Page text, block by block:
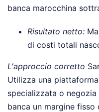
banca marocchina
Risultato netto:
di costi totali
L'approccio corretto
Utilizza una
specializzata o
banca un margine fisso